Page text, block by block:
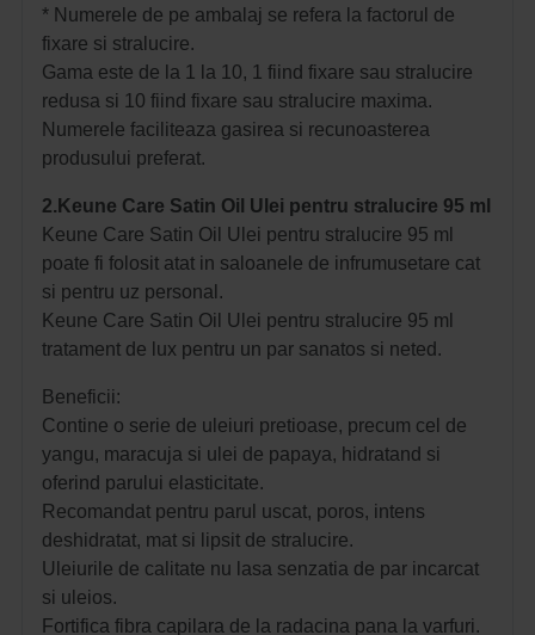
* Numerele de pe ambalaj se refera la factorul de
fixare si stralucire.
Gama este de la 1 la 10, 1 fiind fixare sau stralucire
redusa si 10 fiind fixare sau stralucire maxima.
Numerele faciliteaza gasirea si recunoasterea
produsului preferat.
2.Keune Care Satin Oil Ulei pentru stralucire 95 ml
Keune Care Satin Oil Ulei pentru stralucire 95 ml
poate fi folosit atat in saloanele de infrumusetare cat
si pentru uz personal.
Keune Care Satin Oil Ulei pentru stralucire 95 ml
tratament de lux pentru un par sanatos si neted.
Beneficii:
Contine o serie de uleiuri pretioase, precum cel de
yangu, maracuja si ulei de papaya, hidratand si
oferind parului elasticitate.
Recomandat pentru parul uscat, poros, intens
deshidratat, mat si lipsit de stralucire.
Uleiurile de calitate nu lasa senzatia de par incarcat
si uleios.
Fortifica fibra capilara de la radacina pana la varfuri.